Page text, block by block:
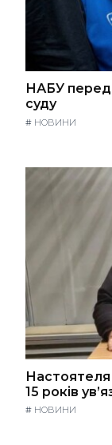
НАБУ
суду
# НОВИНИ
15 років
# НОВИНИ